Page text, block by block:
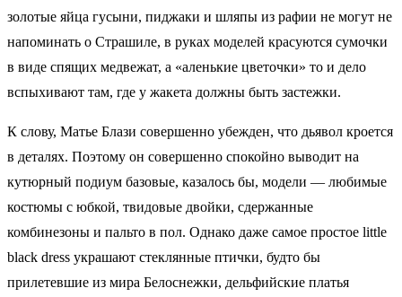
золотые яйца гусыни, пиджаки и шляпы из рафии не могут не
напоминать о Страшиле, в руках моделей красуются сумочки
в виде спящих медвежат, а «аленькие цветочки» то и дело
вспыхивают там, где у жакета должны быть застежки.
К слову, Матье Блази совершенно убежден, что дьявол кроется
в деталях. Поэтому он совершенно спокойно выводит на
кутюрный подиум базовые, казалось бы, модели — любимые
костюмы с юбкой, твидовые двойки, сдержанные
комбинезоны и пальто в пол. Однако даже самое простое little
black dress украшают стеклянные птички, будто бы
прилетевшие из мира Белоснежки, дельфийские платья